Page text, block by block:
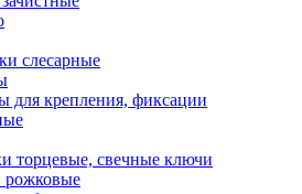
слесарные
для крепления, фиксации
торцевые, свечные ключи